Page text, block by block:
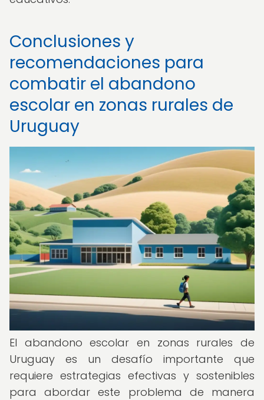
Conclusiones y
recomendaciones para
combatir el abandono
escolar en zonas rurales de
Uruguay
El abandono escolar en zonas rurales de
Uruguay es un desafío importante que
requiere estrategias efectivas y sostenibles
para abordar este problema de manera